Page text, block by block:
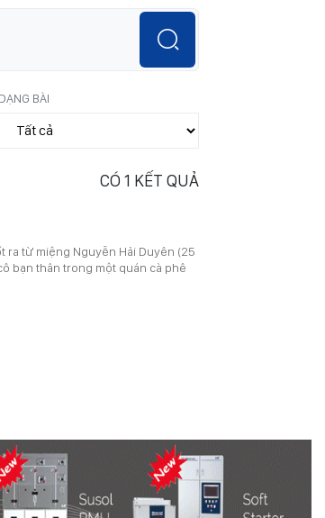
DẠNG BÀI
CÓ 1 KẾT QUẢ
ra từ miệng Nguyễn Hải Duyên (25
bạn thân trong một quán cà phê